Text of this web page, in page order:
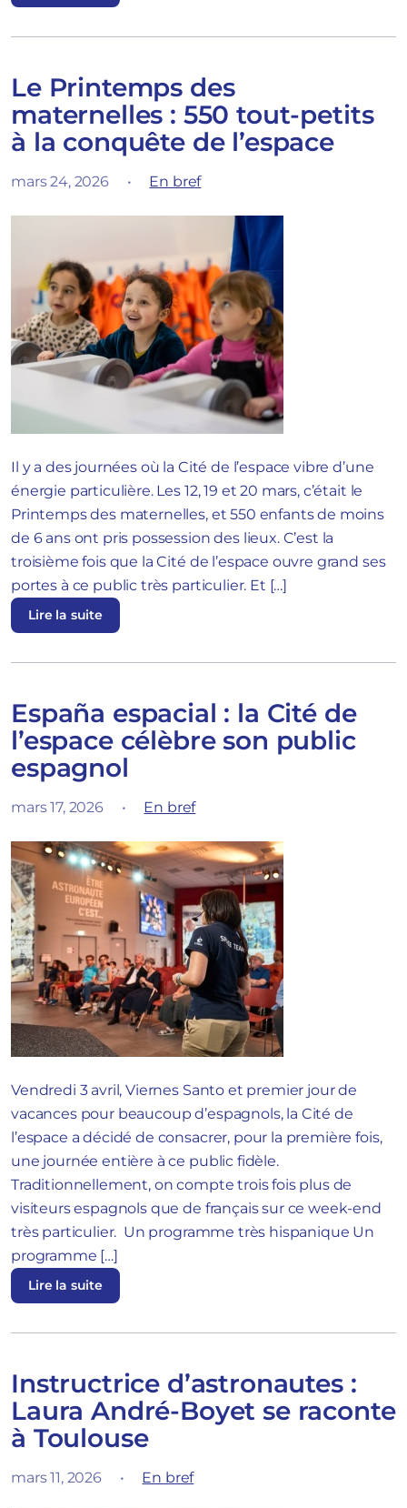
Le Printemps des
maternelles : 550 tout-petits
à la conquête de l’espace
mars 24, 2026 • En bref
Il y a des journées où la Cité de l’espace vibre d’une
énergie particulière. Les 12, 19 et 20 mars, c’était le
Printemps des maternelles, et 550 enfants de moins
de 6 ans ont pris possession des lieux. C’est la
troisième fois que la Cité de l’espace ouvre grand ses
portes à ce public très particulier. Et […]
Lire la suite
España espacial : la Cité de
l’espace célèbre son public
espagnol
mars 17, 2026 • En bref
Vendredi 3 avril, Viernes Santo et premier jour de
vacances pour beaucoup d’espagnols, la Cité de
l’espace a décidé de consacrer, pour la première fois,
une journée entière à ce public fidèle.
Traditionnellement, on compte trois fois plus de
visiteurs espagnols que de français sur ce week-end
très particulier. Un programme très hispanique Un
programme […]
Lire la suite
Instructrice d’astronautes :
Laura André-Boyet se raconte
à Toulouse
mars 11, 2026 • En bref